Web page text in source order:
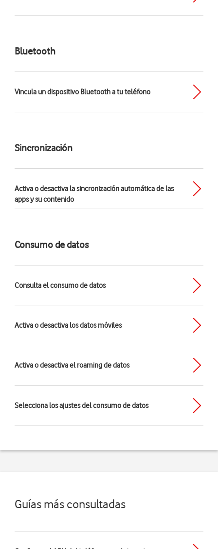
Bluetooth
Vincula un dispositivo Bluetooth a tu teléfono
Sincronización
Activa o desactiva la sincronización automática de las
apps y su contenido
Consumo de datos
Consulta el consumo de datos
Activa o desactiva los datos móviles
Activa o desactiva el roaming de datos
Selecciona los ajustes del consumo de datos
Guías más consultadas